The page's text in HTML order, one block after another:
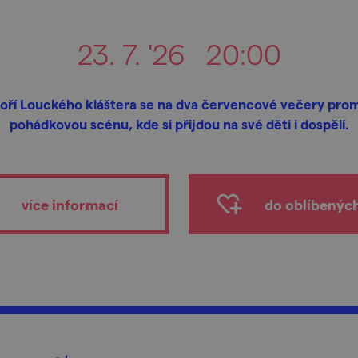
23. 7. '26 20:00
Louckého kláštera se na dva červencové večery
pohádkovou scénu, kde si přijdou na své děti i dospělí.
více informací do